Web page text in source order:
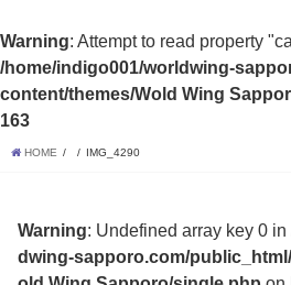
Warning: Attempt to read property
/home/indigo001/worldwing-
content/themes/Wold Wing
163
HOME IMG_4290
Warning: Undefined array key 0 in
dwing-sapporo.com/